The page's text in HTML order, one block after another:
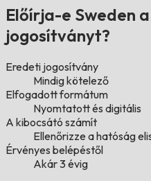
Előírja-e Sweden
jogosítványt?
Eredeti jogosítvány
Mindig kötelező
Elfogadott formátum
Nyomtatott és digitális
A kibocsátó számít
Ellenőrizze a hatóság
Érvényes belépéstől
Akár 3 évig